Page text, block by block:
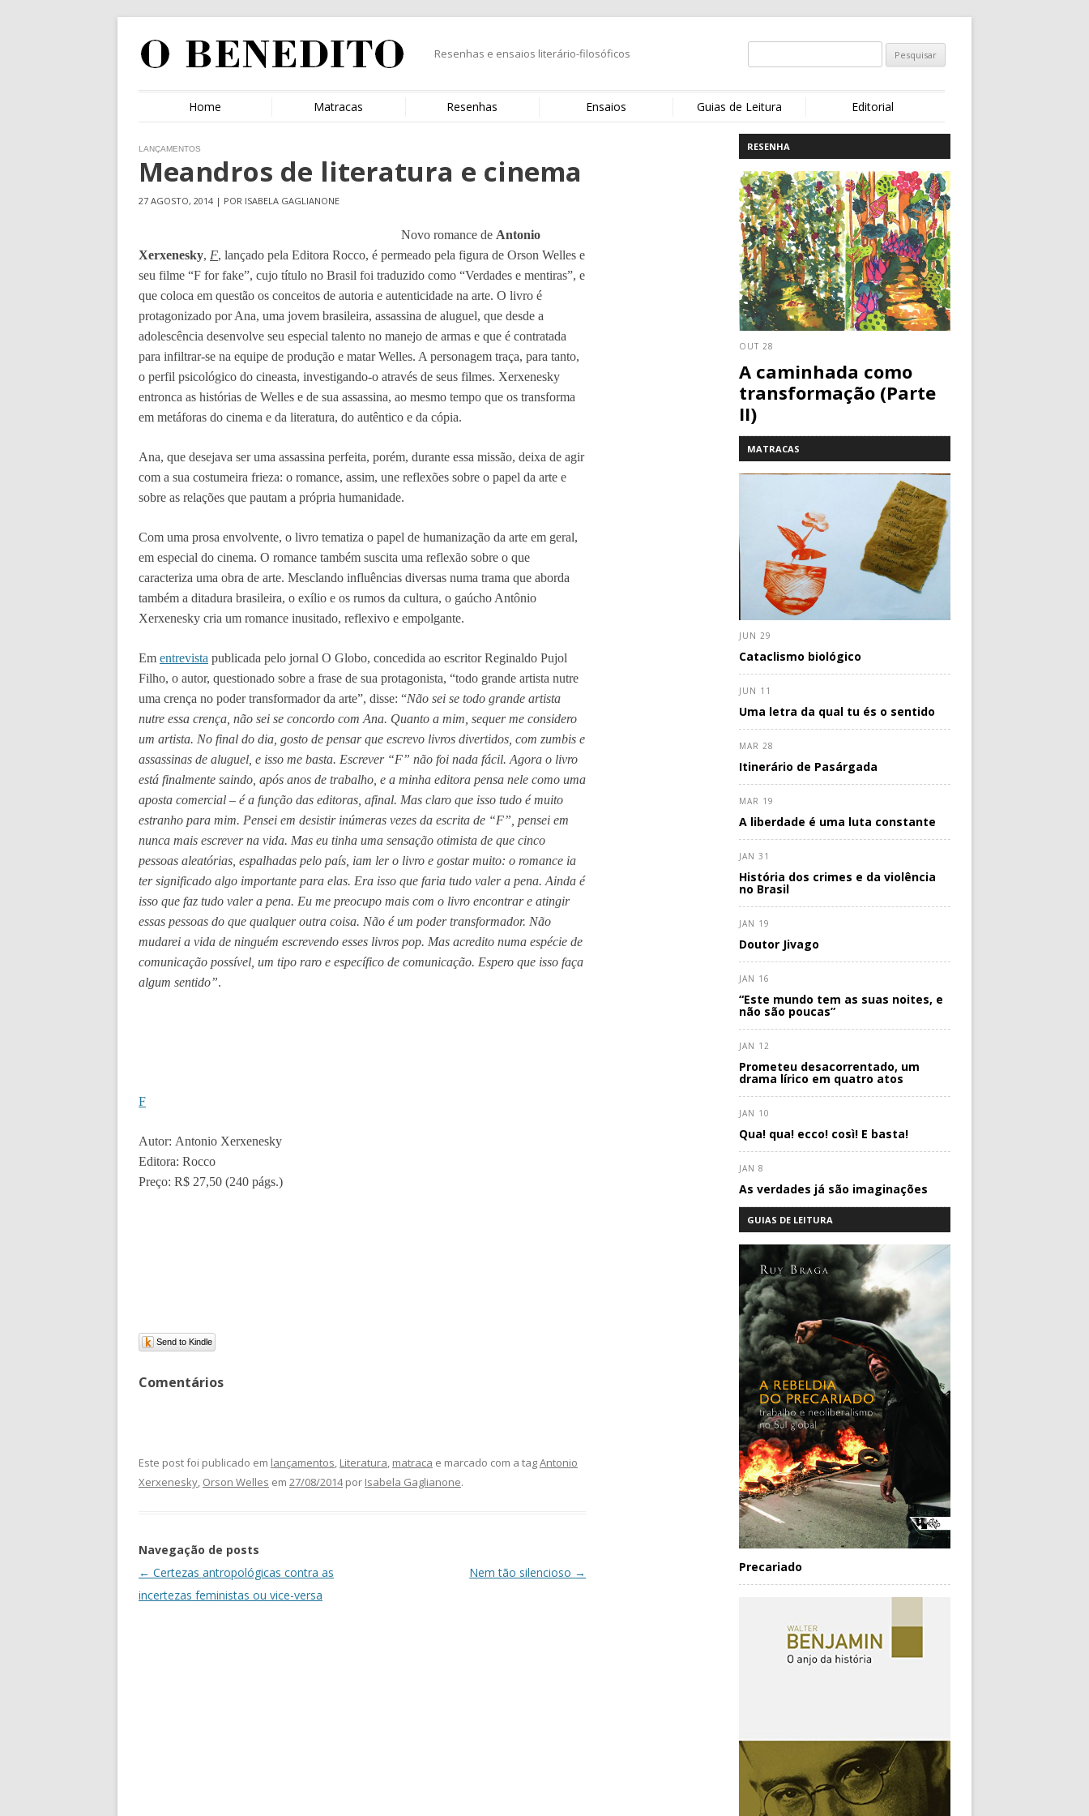
Resenhas e ensaios literário-filosóficos
Home Matracas Resenhas Ensaios Guias de Leitura Editorial
LANÇAMENTOS
Meandros de literatura e cinema
27 AGOSTO, 2014 | POR ISABELA GAGLIANONE
Novo romance de Antonio
Xerxenesky, F, lançado pela Editora Rocco, é permeado pela figura de Orson Welles e
seu filme “F for fake”, cujo título no Brasil foi traduzido como “Verdades e mentiras”, e
que coloca em questão os conceitos de autoria e autenticidade na arte. O livro é
protagonizado por Ana, uma jovem brasileira, assassina de aluguel, que desde a
adolescência desenvolve seu especial talento no manejo de armas e que é contratada
para infiltrar-se na equipe de produção e matar Welles. A personagem traça, para tanto,
o perfil psicológico do cineasta, investigando-o através de seus filmes. Xerxenesky
entronca as histórias de Welles e de sua assassina, ao mesmo tempo que os transforma
em metáforas do cinema e da literatura, do autêntico e da cópia.
Ana, que desejava ser uma assassina perfeita, porém, durante essa missão, deixa de agir
com a sua costumeira frieza: o romance, assim, une reflexões sobre o papel da arte e
sobre as relações que pautam a própria humanidade.
Com uma prosa envolvente, o livro tematiza o papel de humanização da arte em geral,
em especial do cinema. O romance também suscita uma reflexão sobre o que
caracteriza uma obra de arte. Mesclando influências diversas numa trama que aborda
também a ditadura brasileira, o exílio e os rumos da cultura, o gaúcho Antônio
Xerxenesky cria um romance inusitado, reflexivo e empolgante.
Em entrevista publicada pelo jornal O Globo, concedida ao escritor Reginaldo Pujol
Filho, o autor, questionado sobre a frase de sua protagonista, “todo grande artista nutre
uma crença no poder transformador da arte”, disse: “Não sei se todo grande artista
nutre essa crença, não sei se concordo com Ana. Quanto a mim, sequer me considero
um artista. No final do dia, gosto de pensar que escrevo livros divertidos, com zumbis e
assassinas de aluguel, e isso me basta. Escrever “F” não foi nada fácil. Agora o livro
está finalmente saindo, após anos de trabalho, e a minha editora pensa nele como uma
aposta comercial – é a função das editoras, afinal. Mas claro que isso tudo é muito
estranho para mim. Pensei em desistir inúmeras vezes da escrita de “F”, pensei em
nunca mais escrever na vida. Mas eu tinha uma sensação otimista de que cinco
pessoas aleatórias, espalhadas pelo país, iam ler o livro e gostar muito: o romance ia
ter significado algo importante para elas. Era isso que faria tudo valer a pena. Ainda é
isso que faz tudo valer a pena. Eu me preocupo mais com o livro encontrar e atingir
essas pessoas do que qualquer outra coisa. Não é um poder transformador. Não
mudarei a vida de ninguém escrevendo esses livros pop. Mas acredito numa espécie de
comunicação possível, um tipo raro e específico de comunicação. Espero que isso faça
algum sentido”.
F
Autor: Antonio Xerxenesky
Editora: Rocco
Preço: R$ 27,50 (240 págs.)
Send to Kindle
Comentários
Este post foi publicado em lançamentos Literatura matraca e marcado com a tagAntonio
Xerxenesky Orson Welles em 27/08/2014por Isabela Gaglianone.
Navegação de posts
← Certezas antropológicas contra as
incertezas feministas ou vice-versa
Nem tão silencioso →
RESENHA
OUT 28
A caminhada como
transformação (Parte
II)
MATRACAS
JUN 29
Cataclismo biológico
JUN 11
Uma letra da qual tu és o sentido
MAR 28
Itinerário de Pasárgada
MAR 19
A liberdade é uma luta constante
JAN 31
História dos crimes e da violência
no Brasil
JAN 19
Doutor Jivago
JAN 16
“Este mundo tem as suas noites, e
não são poucas”
JAN 12
Prometeu desacorrentado, um
drama lírico em quatro atos
JAN 10
Qua! qua! ecco! così! E basta!
JAN 8
As verdades já são imaginações
GUIAS DE LEITURA
Precariado